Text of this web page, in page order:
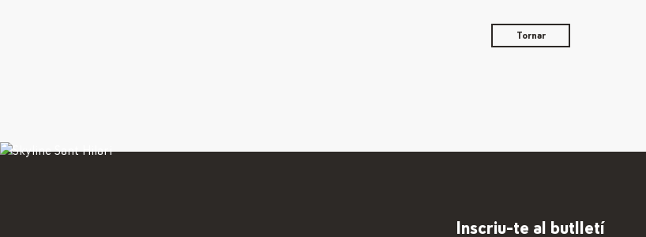
Tornar
Inscriu-te al butlletí